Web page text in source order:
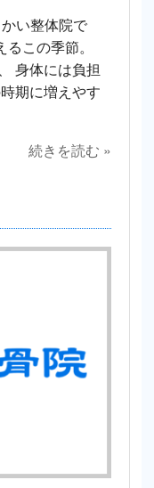
い整体院で
この季節。
身体には負担
期に増えやす
続きを読む »